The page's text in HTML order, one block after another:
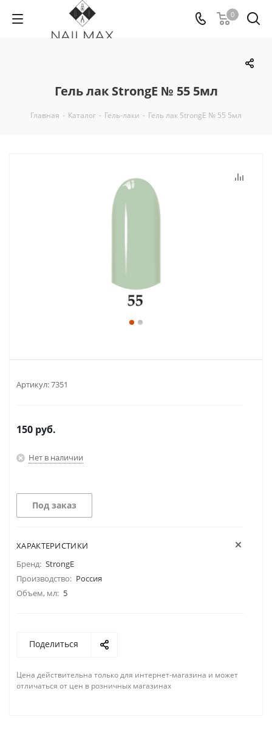
0
Гель лак StrongE № 55 5мл
Главная - Каталог - Гель-лаки - Гель лак StrongE № 55 5мл
Артикул:7351
150 руб.
Нет в наличии
Под заказ
ХАРАКТЕРИСТИКИ
Бренд: StrongE
Производство: Россия
Объем, мл: 5
Поделиться
Цена действительна только для интернет-магазина и может
отличаться от цен в розничных магазинах